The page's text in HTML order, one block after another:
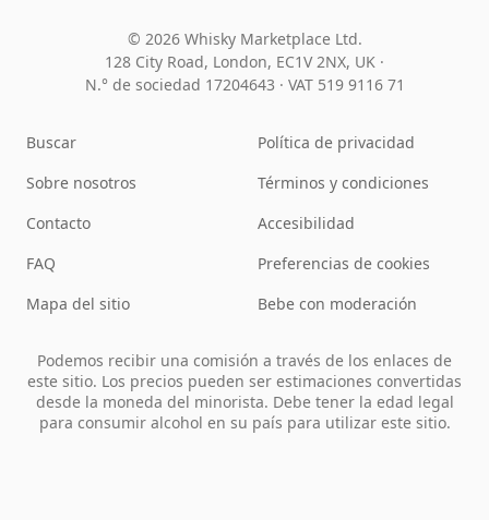
© 2026 Whisky Marketplace Ltd.
128 City Road, London, EC1V 2NX, UK ·
N.° de sociedad 17204643 · VAT 519 9116 71
Buscar
Sobre nosotros
Contacto
FAQ
Mapa del sitio
Política de privacidad
Términos y condiciones
Accesibilidad
Preferencias de cookies
Bebe con moderación
Podemos recibir una comisión a través de los enlaces de
este sitio. Los precios pueden ser estimaciones convertidas
desde la moneda del minorista. Debe tener la edad legal
para consumir alcohol en su país para utilizar este sitio.